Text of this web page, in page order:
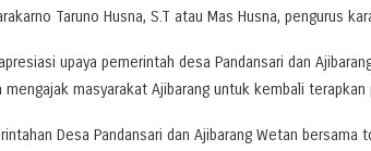
Taruno Husna, S.T atau Mas Husna, pengurus
upaya pemerintah desa Pandansari dan
masyarakat Ajibarang untuk kembali
Desa Pandansari dan Ajibarang Wetan